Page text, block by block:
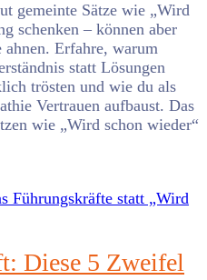
gemeinte Sätze wie „Wird
schenken – können aber
Erfahre, warum
statt Lösungen
trösten und wie du als
Vertrauen aufbaust. Das
wie „Wird schon wieder“
Führungskräfte statt „Wird
Diese 5 Zweifel